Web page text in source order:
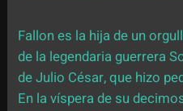
Fallon es la hija de un
de la legendaria guerrera
de Julio César, que hizo
En la víspera de su